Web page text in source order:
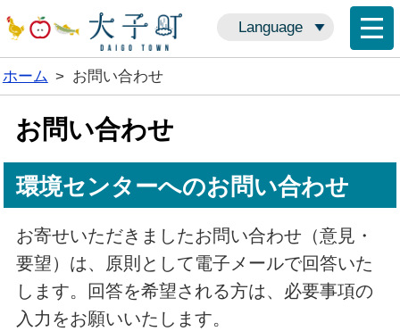
Language
ホーム > お問い合わせ
お問い合わせ
環境センターへのお問い合わせ
お寄せいただきましたお問い合わせ（意見・
要望）は、原則として電子メールで回答いた
します。回答を希望される方は、必要事項の
入力をお願いいたします。